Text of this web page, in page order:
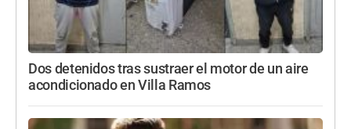
Dos detenidos tras sustraer el motor de un aire
acondicionado en Villa Ramos